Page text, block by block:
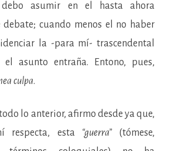
debo asumir en el hasta ahora
cuando menos el no haber
la -para mí- trascendental
el asunto entraña. Entono, pues,
culpa.
lo anterior, afirmo desde ya que,
esta “guerra”(tómese,